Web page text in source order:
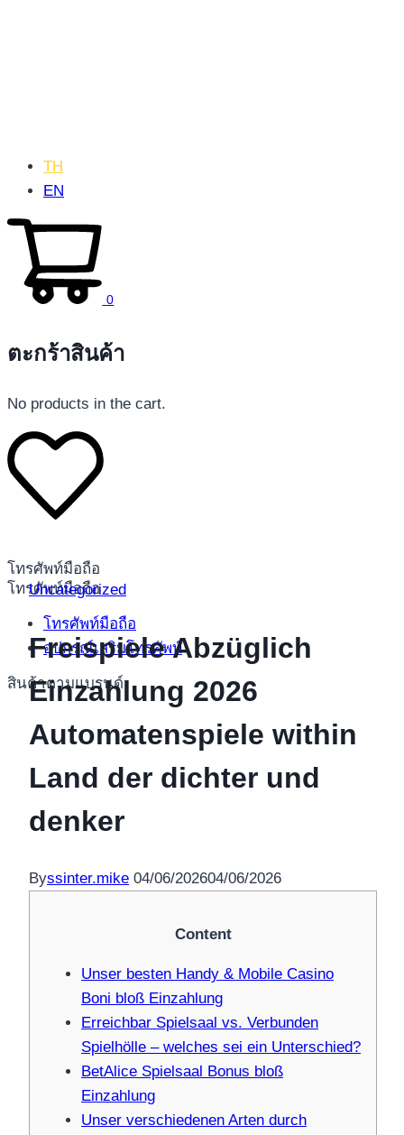
โทรศัพท์มือถือ
โทรศัพท์มือถือ
โทรศัพท์มือถือ
อุปกรณ์เสริมโทรศัพท์
สินค้าตามแบรนด์
TH
EN
0
ตะกร้าสินค้า
No products in the cart.
Uncategorized
Freispiele Abzüglich
Einzahlung 2026
Automatenspiele within
Land der dichter und
denker
Byssinter.mike 04/06/202604/06/2026
Content
Unser besten Handy & Mobile Casino
Boni bloß Einzahlung
Erreichbar Spielsaal vs. Verbunden
Spielhölle – welches sei ein Unterschied?
BetAlice Spielsaal Bonus bloß
Einzahlung
Unser verschiedenen Arten durch